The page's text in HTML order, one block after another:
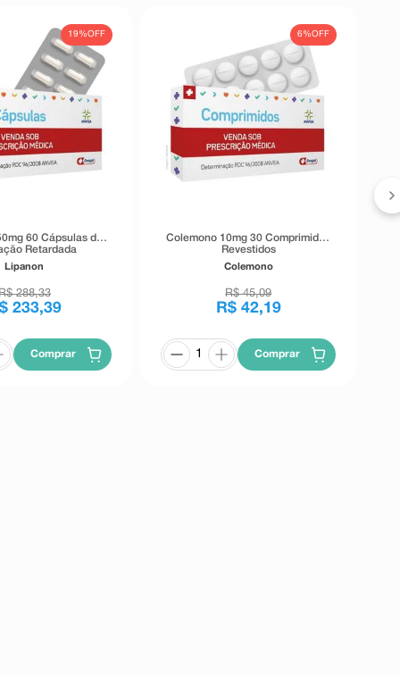
19%OFF
60 Cápsulas de
Retardada
Lipanon
288,33
233,39
Comprar
6%OFF
Colemono 10mg 30 Comprimidos
Revestidos
Colemono
R$ 45,09
R$ 42,19
Comprar